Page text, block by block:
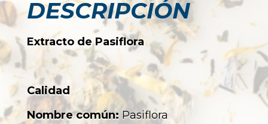
DESCRIPCIÓN
Extracto de Pasiflora
Calidad
Nombre común: Pasiflora